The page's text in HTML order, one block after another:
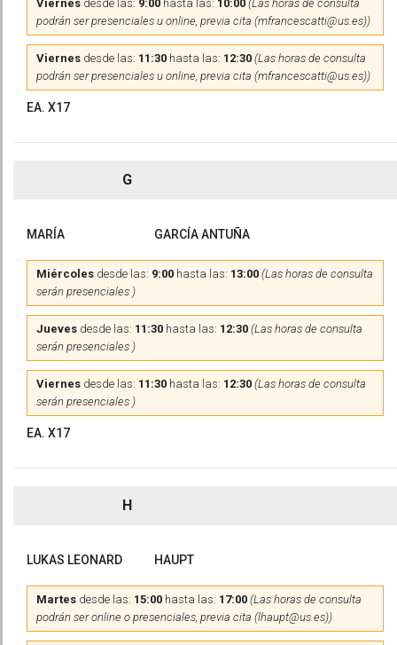
Viernes desde las: 9:00 hasta las: 10:00 (Las horas de consulta
podrán ser presenciales u online, previa cita (mfrancescatti@us.es))
Viernes desde las: 11:30 hasta las: 12:30 (Las horas de consulta
podrán ser presenciales u online, previa cita (mfrancescatti@us.es))
EA. X17
G
MARÍA GARCÍA ANTUÑA
Miércoles desde las: 9:00 hasta las: 13:00 (Las horas de consulta
serán presenciales )
Jueves desde las: 11:30 hasta las: 12:30 (Las horas de consulta
serán presenciales )
Viernes desde las: 11:30 hasta las: 12:30 (Las horas de consulta
serán presenciales )
EA. X17
H
LUKAS LEONARD HAUPT
Martes desde las: 15:00 hasta las: 17:00 (Las horas de consulta
podrán ser online o presenciales, previa cita (lhaupt@us.es))